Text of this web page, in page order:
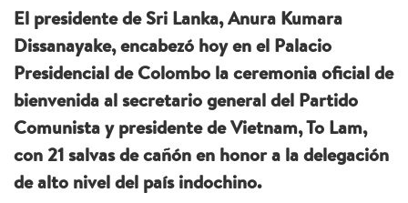
El presidente de Sri Lanka, Anura Kumara
Dissanayake, encabezó hoy en el Palacio
Presidencial de Colombo la ceremonia oficial de
bienvenida al secretario general del Partido
Comunista y presidente de Vietnam, To Lam,
con 21 salvas de cañón en honor a la delegación
de alto nivel del país indochino.